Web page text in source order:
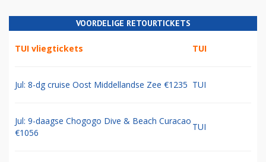
VOORDELIGE RETOURTICKETS
TUI vliegtickets TUI
Jul: 8-dg cruise Oost Middellandse Zee €1235 TUI
Jul: 9-daagse Chogogo Dive & Beach Curacao
€1056
TUI